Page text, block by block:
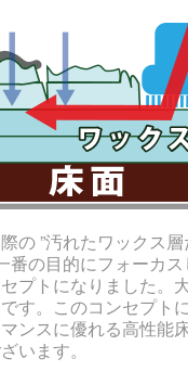
の ”汚れたワックス
番の目的にフォーカ
プトになりました。
す。このコンセプト
ンスに優れる高性能
います。